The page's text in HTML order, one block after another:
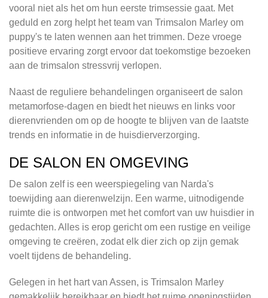
vooral niet als het om hun eerste trimsessie gaat. Met
geduld en zorg helpt het team van Trimsalon Marley om
puppy's te laten wennen aan het trimmen. Deze vroege
positieve ervaring zorgt ervoor dat toekomstige bezoeken
aan de trimsalon stressvrij verlopen.
Naast de reguliere behandelingen organiseert de salon
metamorfose-dagen en biedt het nieuws en links voor
dierenvrienden om op de hoogte te blijven van de laatste
trends en informatie in de huisdierverzorging.
DE SALON EN OMGEVING
De salon zelf is een weerspiegeling van Narda's
toewijding aan dierenwelzijn. Een warme, uitnodigende
ruimte die is ontworpen met het comfort van uw huisdier in
gedachten. Alles is erop gericht om een rustige en veilige
omgeving te creëren, zodat elk dier zich op zijn gemak
voelt tijdens de behandeling.
Gelegen in het hart van Assen, is Trimsalon Marley